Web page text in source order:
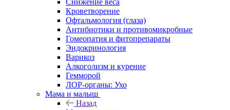
Снижение веса
Кроветворение
Офтальмология (глаза)
Антибиотики и противомикробные
Гомеопатия и фитопрепараты
Эндокринология
Варикоз
Алкоголизм и курение
Гемморой
ЛОР-органы: Ухо
Мама и малыш
Назад